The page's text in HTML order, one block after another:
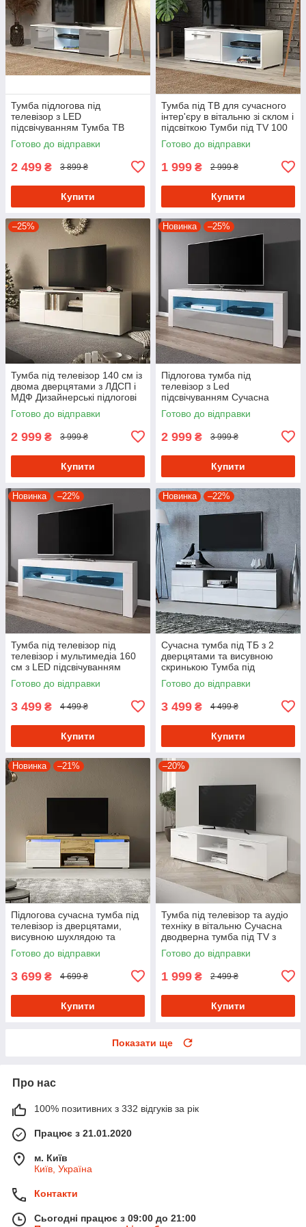
Тумба підлогова під
телевізор з LED
підсвічуванням Тумба ТВ
дводверна з 2 відкритими
полицями Тумби TV з ДСП
Готово до відправки
2 499 ₴ 3 899 ₴
Купити
Тумба під ТВ для сучасного
інтер'єру в вітальню зі склом і
підсвіткою Тумби під TV 100
см
Готово до відправки
1 999 ₴ 2 999 ₴
Купити
–25%
Тумба під телевізор 140 см із
двома дверцятами з ЛДСП і
МДФ Дизайнерські підлогові
тумби ТВ
Готово до відправки
2 999 ₴ 3 999 ₴
Купити
Новинка –25%
Підлогова тумба під
телевізор з Led
підсвічуванням Сучасна
стильна ТВ-тумба для
вітальні з МДФ фасадом 140
Готово до відправки
2 999 ₴ 3 999 ₴
Купити
Новинка –22%
Тумба під телевізор під
телевізор і мультимедіа 160
см з LED підсвічуванням
Тумби під TV з Ламінованого
ДСП
Готово до відправки
3 499 ₴ 4 499 ₴
Купити
Новинка –22%
Сучасна тумба під ТБ з 2
дверцятами та висувною
скринькою Тумба під
телевізор ДСП з 4 закритими
та 1 відкритою полицею
Готово до відправки
3 499 ₴ 4 499 ₴
Купити
Новинка –21%
Підлогова сучасна тумба під
телевізор із дверцятами,
висувною шухлядою та
поличкою
Готово до відправки
3 699 ₴ 4 699 ₴
Купити
–20%
Тумба під телевізор та аудіо
техніку в вітальню Сучасна
дводверна тумба під TV з
Ламінованого ДСП
Готово до відправки
1 999 ₴ 2 499 ₴
Купити
Показати ще
Про нас
100% позитивних з 332 відгуків за рік
Працює з 21.01.2020
м. Київ
Київ, Україна
Контакти
Сьогодні працює з 09:00 до 21:00